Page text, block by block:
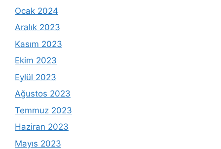
Ocak 2024
Aralık 2023
Kasım 2023
Ekim 2023
Eylül 2023
Ağustos 2023
Temmuz 2023
Haziran 2023
Mayıs 2023